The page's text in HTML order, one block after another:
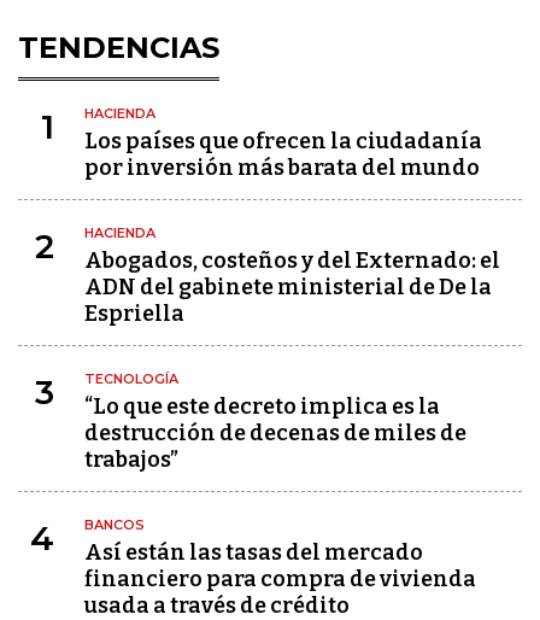
TENDENCIAS
1 HACIENDA
Los países que ofrecen la ciudadanía
por inversión más barata del mundo
2 HACIENDA
Abogados, costeños y del Externado: el
ADN del gabinete ministerial de De la
Espriella
3 TECNOLOGÍA
“Lo que este decreto implica es la
destrucción de decenas de miles de
trabajos”
4 BANCOS
Así están las tasas del mercado
financiero para compra de vivienda
usada a través de crédito